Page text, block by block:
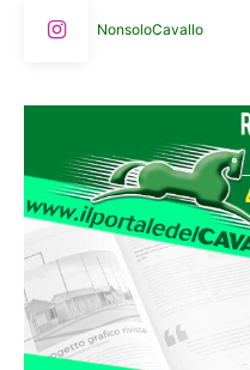
NonsoloCavallo